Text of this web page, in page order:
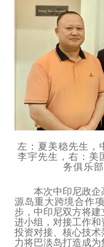
左：夏美稳先生，
李宇先生，右：美
务俱乐
本次中印尼政
源岛重大跨境合作
步，中印尼双方将
进小组，对接工作
投资对接、核心技
力将巴淡岛打造成